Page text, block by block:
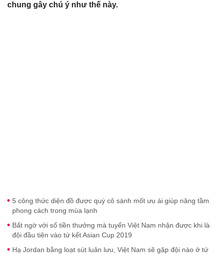
chung gây chú ý như thế này.
5 công thức diện đồ được quý cô sành mốt ưu ái giúp nâng tầm
phong cách trong mùa lạnh
Bất ngờ với số tiền thưởng mà tuyển Việt Nam nhận được khi là
đội đầu tiên vào tứ kết Asian Cup 2019
Hạ Jordan bằng loạt sút luân lưu, Việt Nam sẽ gặp đội nào ở tứ